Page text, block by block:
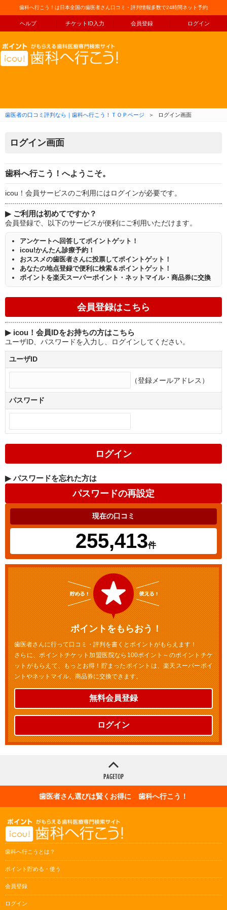
歯科へ行こう！は日本全国の歯医者さん口コミ・評判情報多数で24時間ネット予約
ヘルプ チケットID入力 会員登録 ログイン
コンテンツへ移動
歯医者の口コミ評判なら｜歯科へ行こう！ＴＯＰページ ＞ ログイン画面
ログイン画面
歯科へ行こう！へようこそ。
icou！会員サービスのご利用にはログインが必要です。
▶ ご利用は初めてですか？
会員登録で、以下のサービスが便利にご利用いただけます。
アンケートへ回答してポイントゲット！
icou!かんたん診療予約！
おススメの歯医者さんに投票してポイントゲット！
あなたの地点登録で便利に検索＆ポイントゲット！
ポイントを楽天スーパーポイント・ネットマイル・商品券に交換
▶ icou！会員IDをお持ちの方はこちら
ユーザID、パスワードを入力し、ログインしてください。
ユーザID
（登録メールアドレス）
パスワード
▶ パスワードを忘れた方は
現在の口コミ
255,413件
ポイントをもらおう！
歯医者さんに行って口コミ・評判を書くとポイントがもらえます！
さらに、ポイントチケット加盟医院なら100ポイント～のポイントチケ
ットがもらえて、もっとお得！貯まったポイントは、楽天スーパーポイ
ントやネットマイル、商品券に交換できます。
無料会員登録
ログイン
歯医者さん選びは賢くお得に 歯科へ行こう！
歯科へ行こうとは？
ポイント貯める・使う
会員登録
ログイン